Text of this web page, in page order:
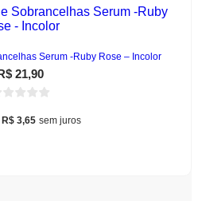
Serum -Ruby Rose – Incolor
21,90
R$3,65 sem juros